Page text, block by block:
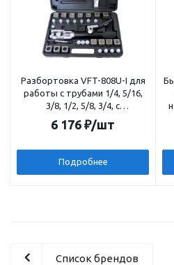
Разбортовка VFT-808U-I для
работы с трубами 1/4, 5/16,
3/8, 1/2, 5/8, 3/4, с
эксцентриком и
ограничителем подачи трубы,
6 176 ₽/шт
Подробнее
Список брендов